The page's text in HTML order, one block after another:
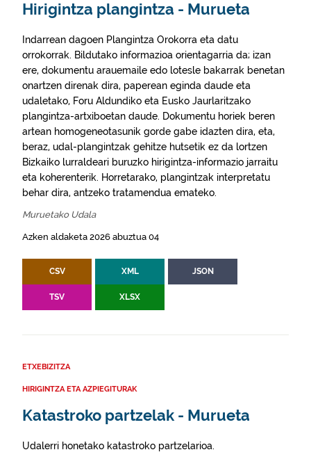
Hirigintza plangintza - Murueta
Indarrean dagoen Plangintza Orokorra eta datu
orrokorrak. Bildutako informazioa orientagarria da; izan
ere, dokumentu arauemaile edo lotesle bakarrak benetan
onartzen direnak dira, paperean eginda daude eta
udaletako, Foru Aldundiko eta Eusko Jaurlaritzako
plangintza-artxiboetan daude. Dokumentu horiek beren
artean homogeneotasunik gorde gabe idazten dira, eta,
beraz, udal-plangintzak gehitze hutsetik ez da lortzen
Bizkaiko lurraldeari buruzko hirigintza-informazio jarraitu
eta koherenterik. Horretarako, plangintzak interpretatu
behar dira, antzeko tratamendua emateko.
Muruetako Udala
Azken aldaketa 2026 abuztua 04
CSV XML JSON
TSV XLSX
ETXEBIZITZA
HIRIGINTZA ETA AZPIEGITURAK
Katastroko partzelak - Murueta
Udalerri honetako katastroko partzelarioa.